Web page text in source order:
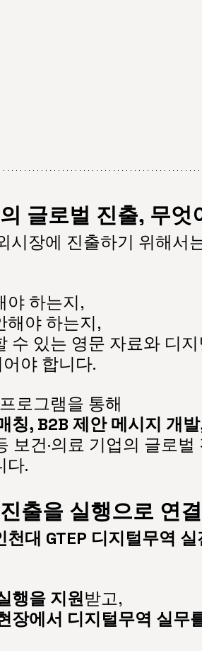
글로벌 진출, 무
시장에 진출하기 위해서
야 하는지,
해야 하는지,
수 있는 영문 자료와 디
야 합니다.
로그램을 통해
칭, B2B 제안 메시지 개
보건·의료 기업의 글로
다.
출을 실행으로 연
천대 GTEP 디지털무역
행을 지원받고,
장에서 디지털무역 실무